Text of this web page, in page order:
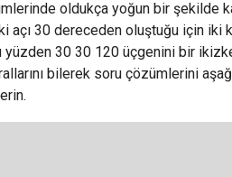
oldukça yoğun bir şekilde
açı 30 dereceden oluştuğu için iki
yüzden 30 30 120 üçgenini bir
bilerek soru çözümlerini